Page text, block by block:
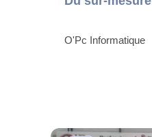
O'Pc Informatique